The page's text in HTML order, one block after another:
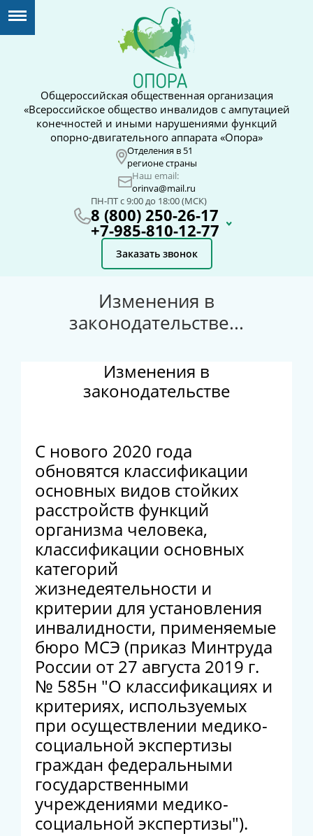
Общероссийская общественная организация
«Всероссийское общество инвалидов с ампутацией
конечностей и иными нарушениями функций
опорно-двигательного аппарата «Опора»
Отделения в 51
регионе страны
Наш email:
orinva@mail.ru
ПН-ПТ с 9:00 до 18:00 (МСК)
8 (800) 250-26-17
+7-985-810-12-77
Заказать звонок
Изменения в
законодательстве...
Изменения в
законодательстве
С нового 2020 года
обновятся классификации
основных видов стойких
расстройств функций
организма человека,
классификации основных
категорий
жизнедеятельности и
критерии для установления
инвалидности, применяемые
бюро МСЭ (приказ Минтруда
России от 27 августа 2019 г.
№ 585н "О классификациях и
критериях, используемых
при осуществлении медико-
социальной экспертизы
граждан федеральными
государственными
учреждениями медико-
социальной экспертизы").